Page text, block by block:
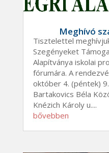
Meghívó
Tisztelettel
Szegényeket
Alapítványa iskolai
fórumára. A
október 4. (péntek)
Bartakovics Béla
Knézich Károly u....
bővebben